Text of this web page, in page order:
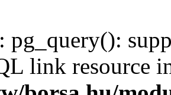
: pg_query():
link resource